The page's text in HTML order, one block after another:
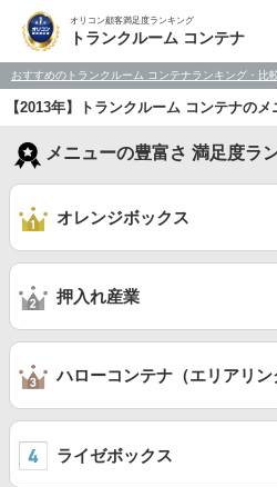
オリコン顧客満足度ランキング
トランクルーム コンテナ
おすすめのトランクルーム コンテナランキング・比
【2013年】トランクルーム コンテナの
メニューの豊富さ 満足度ラ
オレンジボックス
押入れ産業
ハローコンテナ（エリアリン
ライゼボックス